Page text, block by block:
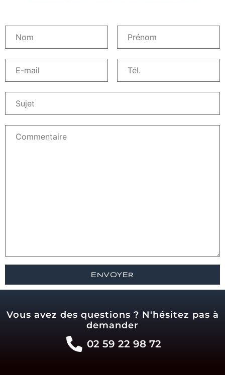
Vous avez des questions ? N'hésitez pas à
demander
02 59 22 98 72